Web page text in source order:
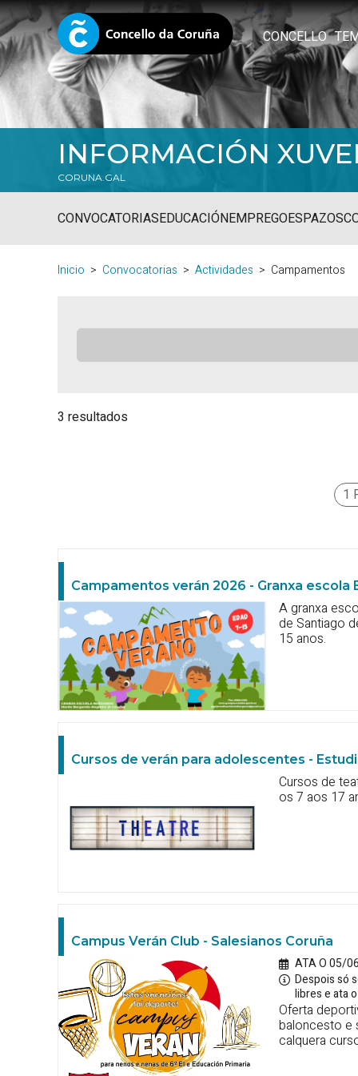
CONCELLO
INFORMACIÓN
CORUNA.GAL
CONVOCATORIASEDUCACIÓNEMPREGOESPAZOS
Inicio Convocatorias Actividades Campamentos
3 resultados
1
Campamentos verán 2026 - Granxa escola
A granxa
de Santiago
15 anos.
Cursos de verán para adolescentes -
Cursos de
os 7 aos 17
Campus Verán Club - Salesianos Coruña
ATA O 05/
Despois só
libres e ata
Oferta
baloncesto e
calquera